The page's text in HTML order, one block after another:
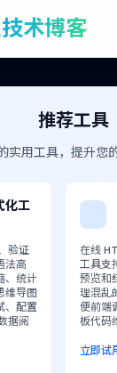
术博客
推荐工具
实用工具，提升您
化工
验证
法高
、统计
维导图
、配置
据阅
在线
工具支
预览和
理混乱
便前端
板代码
立即试